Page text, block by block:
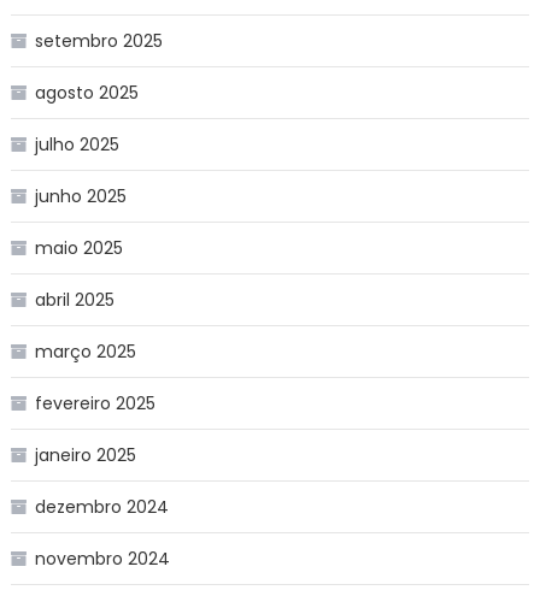
setembro 2025
agosto 2025
julho 2025
junho 2025
maio 2025
abril 2025
março 2025
fevereiro 2025
janeiro 2025
dezembro 2024
novembro 2024